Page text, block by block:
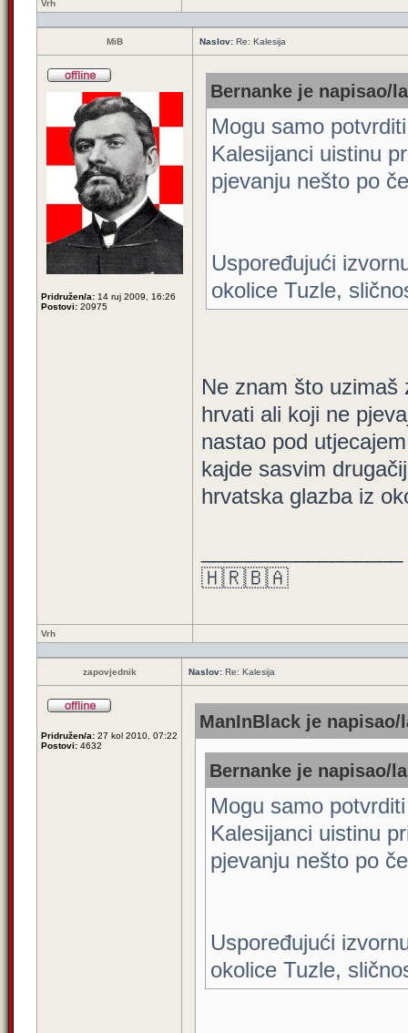
Vrh
MiB Naslov: Re: Kalesija
Pridružen/a: 14 ruj 2009, 16:26
Postovi: 20975
Bernanke je napisao/
Mogu samo
Kalesijanci uistinu
pjevanju nešto po
Uspoređujući
okolice Tuzle,
Ne znam što uzimaš
hrvati ali koji ne
nastao pod
kajde sasvim
hrvatska glazba iz
🇭🇷🇧🇦
Vrh
zapovjednik Naslov: Re: Kalesija
Pridružen/a: 27 kol 2010, 07:22
Postovi: 4632
ManInBlack je napisao/
Bernanke je napisao/
Mogu samo
Kalesijanci uistinu
pjevanju nešto po
Uspoređujući
okolice Tuzle,